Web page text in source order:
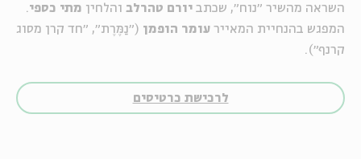
השראה מהשיר ״נוח״, שכתב יורם טהרלב והלחין מתי כספי.
המפגש בהנחיית המאייר עומר הופמן (״נַמֶּרֶת״, ״חד קרן מסוג
קרנף״).
לרכישת כרטיסים